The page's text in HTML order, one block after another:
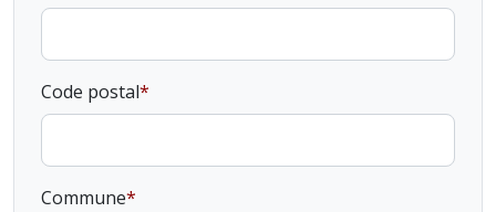
Code postal
Commune